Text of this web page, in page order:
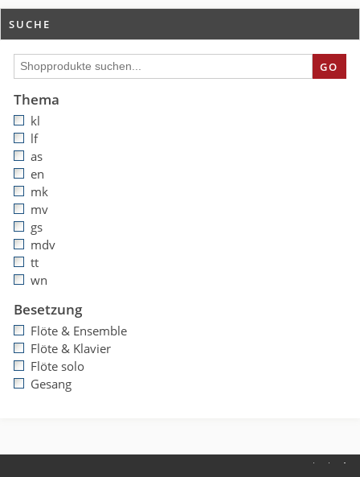
SUCHE
GO
Thema
kl
lf
as
en
mk
mv
gs
mdv
tt
wn
Besetzung
Flöte & Ensemble
Flöte & Klavier
Flöte solo
Gesang